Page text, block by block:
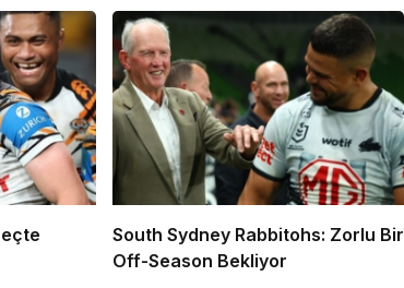
South Sydney Rabbitohs: Zorlu Bir
Off-Season Bekliyor